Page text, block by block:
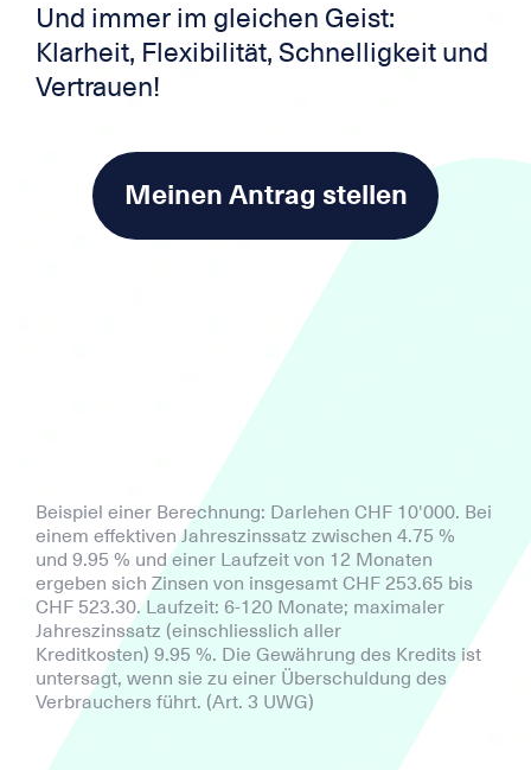
Und immer im gleichen Geist:
Klarheit, Flexibilität, Schnelligkeit und
Vertrauen!
Meinen Antrag stellen
Beispiel einer Berechnung: Darlehen CHF 10'000. Bei
einem effektiven Jahreszinssatz zwischen 4.75 %
und 9.95 % und einer Laufzeit von 12 Monaten
ergeben sich Zinsen von insgesamt CHF 253.65 bis
CHF 523.30. Laufzeit: 6-120 Monate; maximaler
Jahreszinssatz (einschliesslich aller
Kreditkosten) 9.95 %. Die Gewährung des Kredits ist
untersagt, wenn sie zu einer Überschuldung des
Verbrauchers führt. (Art. 3 UWG)